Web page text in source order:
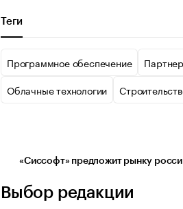
Теги
Программное обеспечение
Облачные технологии
«Сиссофт» предложит рынку
Выбор редакции